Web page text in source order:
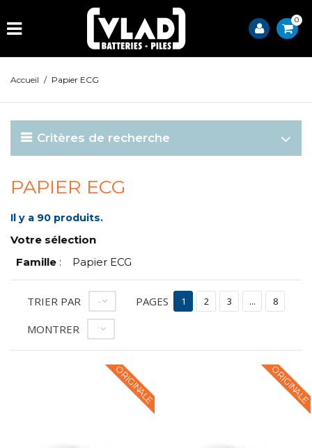
0
Accueil / Papier ECG
Critères de recherche
PAPIER ECG
Il y a 90 produits.
Votre sélection
Famille : Papier ECG
TRIER PAR --
MONTRER 12
PAGES 1 2 3 ... 8
ORIGINALE ORIGINALE